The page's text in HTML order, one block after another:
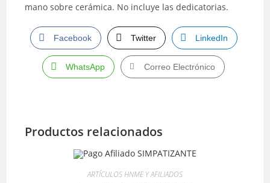
mano sobre cerámica. No incluye las dedicatorias.
Facebook Twitter LinkedIn
WhatsApp Correo Electrónico
Productos relacionados
ARTÍCULOS HNME Y AFILIADOS